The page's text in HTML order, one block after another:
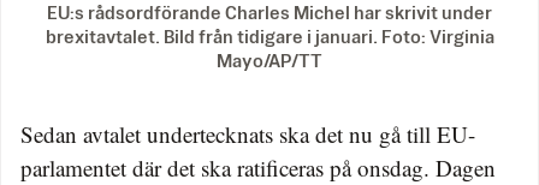
EU:s rådsordförande Charles Michel har skrivit under
brexitavtalet. Bild från tidigare i januari. Foto: Virginia
Mayo/AP/TT
Sedan avtalet undertecknats ska det nu gå till EU-
parlamentet där det ska ratificeras på onsdag. Dagen